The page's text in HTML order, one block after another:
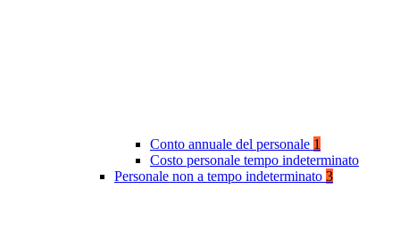
Conto annuale del personale 1
Costo personale tempo indeterminato
Personale non a tempo indeterminato 3